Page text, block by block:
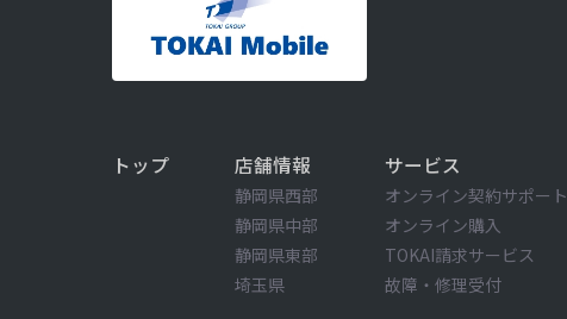
トップ 店舗情報
静岡県西部
静岡県中部
静岡県東部
埼玉県
サービス
オンライン契約サポート
オンライン購入
TOKAI請求サービス
故障・修理受付